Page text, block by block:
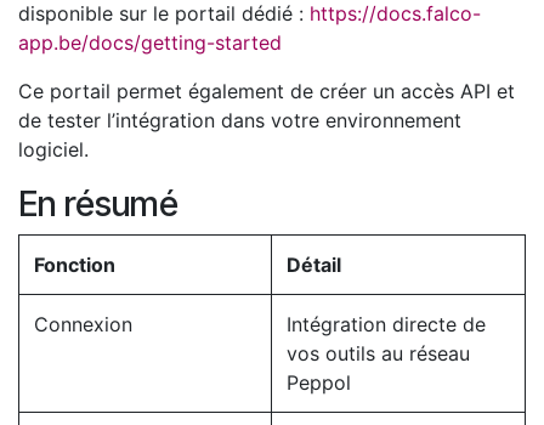
disponible sur le portail dédié : https://docs.falco-
app.be/docs/getting-started
Ce portail permet également de créer un accès API et
de tester l’intégration dans votre environnement
logiciel.
En résumé
Fonction Détail
Connexion
Intégration directe de
vos outils au réseau
Peppol